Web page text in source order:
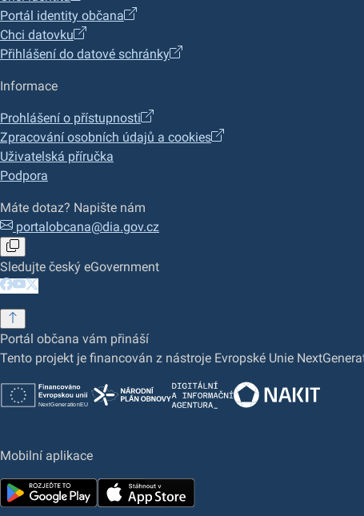
Portál identity občana
Chci datovku
Přihlášení do datové schránky
Informace
Prohlášení o přístupnosti
Zpracování osobních údajů a cookies
Uživatelská příručka
Podpora
Máte dotaz? Napište nám
portalobcana@dia.gov.cz
Sledujte český eGovernment
Portál občana vám přináší
Tento projekt je financován z nástroje Evropské Unie
Mobilní aplikace